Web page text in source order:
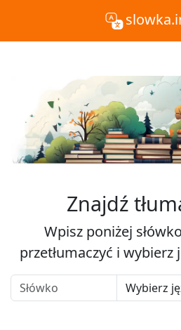
Znajdź
Wpisz poniżej
przetłumaczyć i wybierz